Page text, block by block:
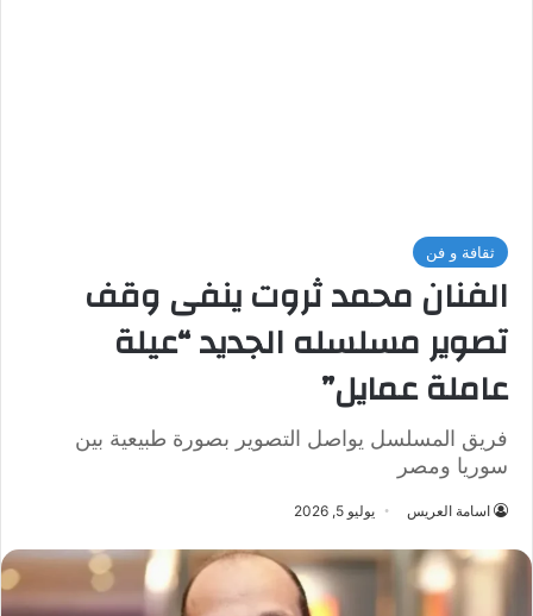
ثقافة و فن
الفنان محمد ثروت ينفى وقف
تصوير مسلسله الجديد “عيلة
عاملة عمايل”
فريق المسلسل يواصل التصوير بصورة طبيعية بين
سوريا ومصر
اسامة العريس يوليو 5, 2026